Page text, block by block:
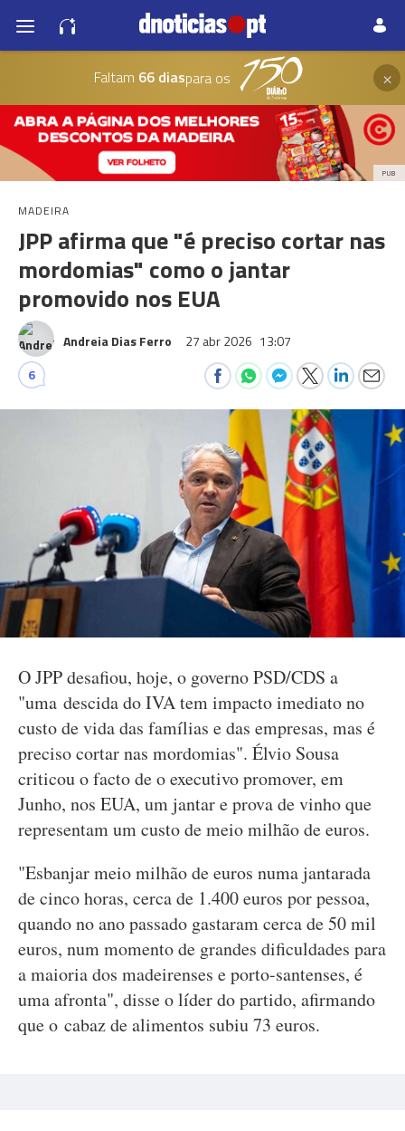
Faltam 66 diaspara os ×
PUB
MADEIRA
JPP afirma que "é preciso cortar nas
mordomias" como o jantar
promovido nos EUA
Andreia Dias Ferro 27 abr 2026 13:07
6
O JPP desafiou, hoje, o governo PSD/CDS a
"uma descida do IVA tem impacto imediato no
custo de vida das famílias e das empresas, mas é
preciso cortar nas mordomias". Élvio Sousa
criticou o facto de o executivo promover, em
Junho, nos EUA, um jantar e prova de vinho que
representam um custo de meio milhão de euros.
"Esbanjar meio milhão de euros numa jantarada
de cinco horas, cerca de 1.400 euros por pessoa,
quando no ano passado gastaram cerca de 50 mil
euros, num momento de grandes dificuldades para
a maioria dos madeirenses e porto-santenses, é
uma afronta", disse o líder do partido, afirmando
que o cabaz de alimentos subiu 73 euros.